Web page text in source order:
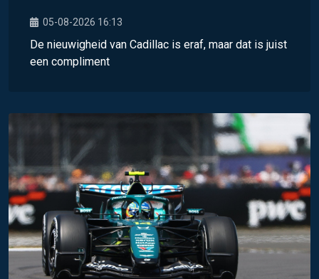
05-08-2026 16:13
De nieuwigheid van Cadillac is eraf, maar dat is juist
een compliment